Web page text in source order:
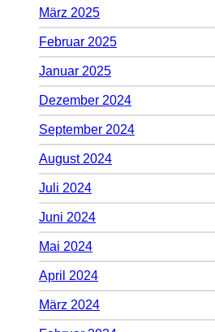
März 2025
Februar 2025
Januar 2025
Dezember 2024
September 2024
August 2024
Juli 2024
Juni 2024
Mai 2024
April 2024
März 2024